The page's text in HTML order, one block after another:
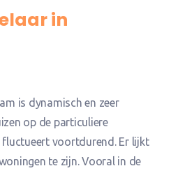
in
is dynamisch en zeer
op de particuliere
voortdurend. Er lijkt
te zijn. Vooral in de